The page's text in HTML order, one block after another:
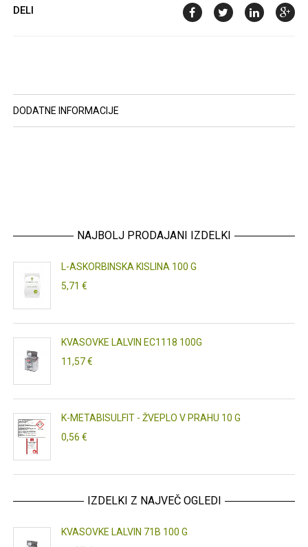
DELI
DODATNE INFORMACIJE
NAJBOLJ PRODAJANI IZDELKI
L-ASKORBINSKA KISLINA 100 G
5,71 €
KVASOVKE LALVIN EC1118 100G
11,57 €
K-METABISULFIT - ŽVEPLO V PRAHU 10 G
0,56 €
IZDELKI Z NAJVEČ OGLEDI
KVASOVKE LALVIN 71B 100 G